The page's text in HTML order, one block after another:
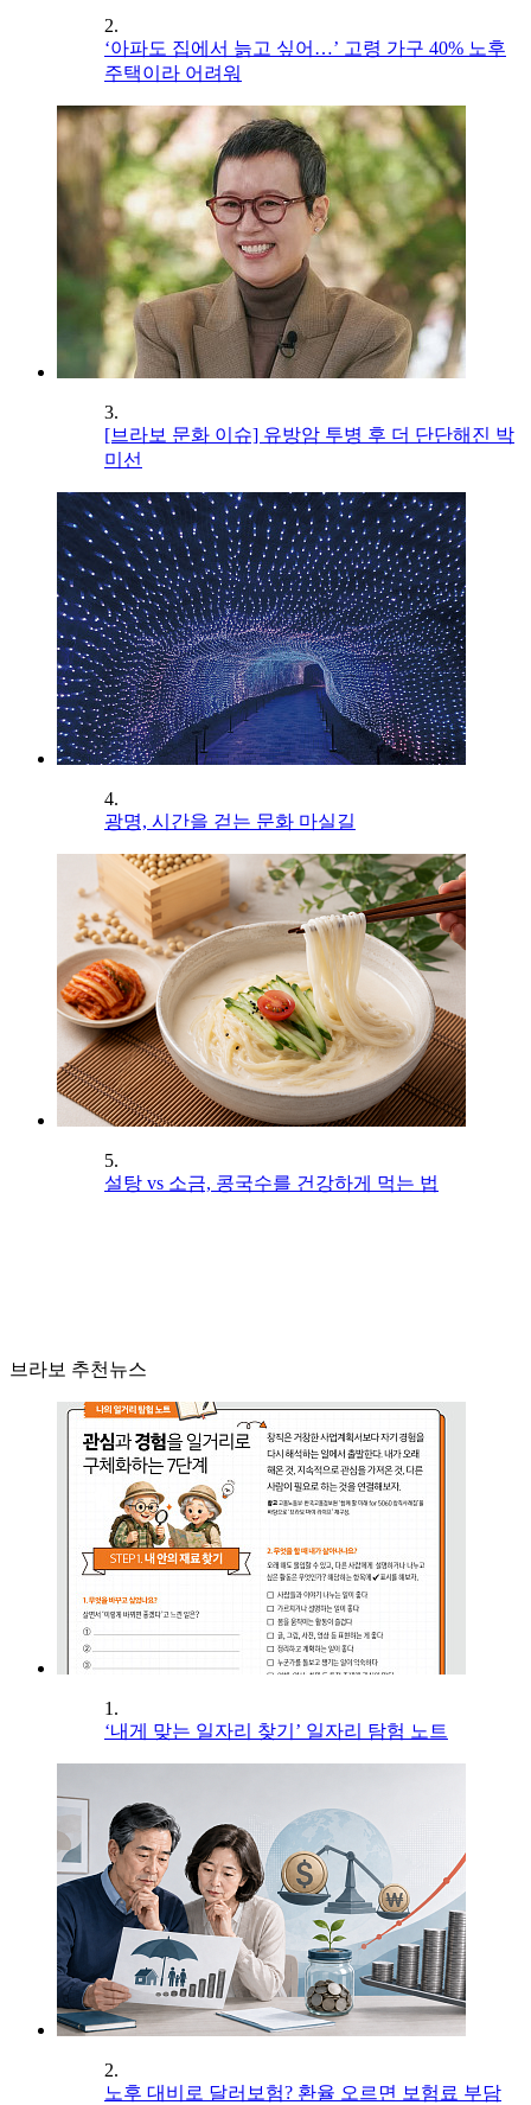
2.
‘아파도 집에서 늙고 싶어…’ 고령 가구 40% 노후
주택이라 어려워
3.
[브라보 문화 이슈] 유방암 투병 후 더 단단해진 박
미선
4.
광명, 시간을 걷는 문화 마실길
5.
설탕 vs 소금, 콩국수를 건강하게 먹는 법
브라보 추천뉴스
1.
‘내게 맞는 일자리 찾기’ 일자리 탐험 노트
2.
노후 대비로 달러보험? 환율 오르면 보험료 부담